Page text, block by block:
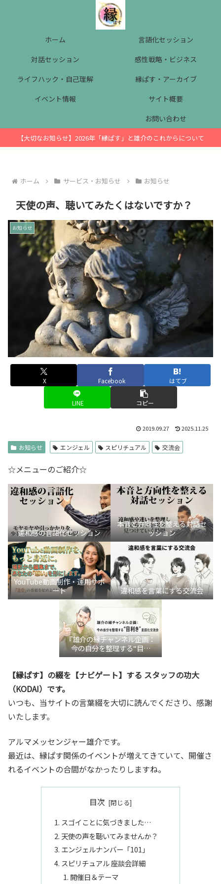
ホーム
言語化セッション
対話セッション
感性戦略・ビジネス
ライフハック・自己理解
縁ぱす・アーカイブ
イベント情報
サイト概要
お問い合わせ
【大切なお知らせ】2026年「縁ぱす」と雄介のこれからについて
ホーム サービス・お知らせ お知らせ
天使の声、聴いてみたくはないですか？
お知らせ
X Facebook はてブ
LINE コピー
2019.09.27 2025.11.25
お知らせ エンジェル スピリチュアル 交流会
☆メニューのご紹介☆
違和感の言語化セッション
本音と方向性を整える対話セ
ッション
YouTube動画制作・運用サポ
ート
違和感を言葉にする交流会
『雄介の縁チャンネル企画：
今の自分を整理する“目利
き”言語化交流会』
【縁ぱす】の綴を【ナビゲート】する スタッフの功大
（KODAI）です。
いつも、当サイトの言葉綴を大切に読んでくださり、感謝
いたします。
アルマメッセンジャー雄介です。
最近は、縁ぱす関係のイベントが増えてきていて、開催さ
れるイベントの合間がなかったりしますね。
目次
スゴイことに気づきました…
天使の声を聴いてみませんか？
エンジェルナンバー「101」
スピリチュアル 座談会詳細
開催日＆テーマ